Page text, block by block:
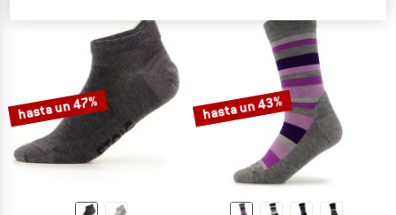
hasta un 47% hasta un 43%